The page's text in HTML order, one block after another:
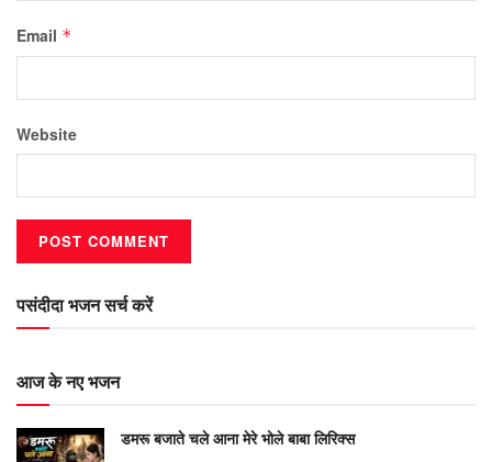
Email *
Website
पसंदीदा भजन सर्च करें
आज के नए भजन
डमरू बजाते चले आना मेरे भोले बाबा लिरिक्स